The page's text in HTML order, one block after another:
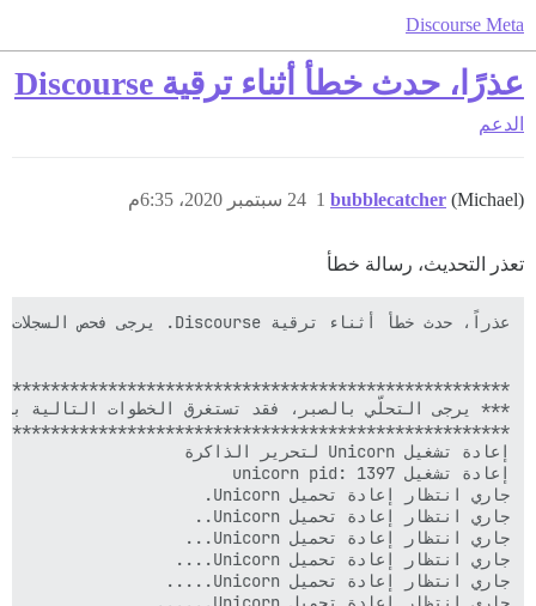
Discourse Meta
عذرًا، حدث خطأ أثناء ترقية Discourse
الدعم
bubblecatcher (Michael) 24 سبتمبر 2020، 6:35م 1
تعذر التحديث، رسالة خطأ